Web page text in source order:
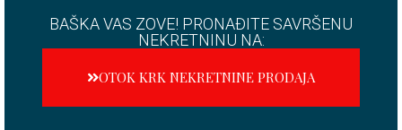
BAŠKA VAS ZOVE! PRONAĐITE SAVRŠENU
NEKRETNINU NA:
OTOK KRK NEKRETNINE PRODAJA